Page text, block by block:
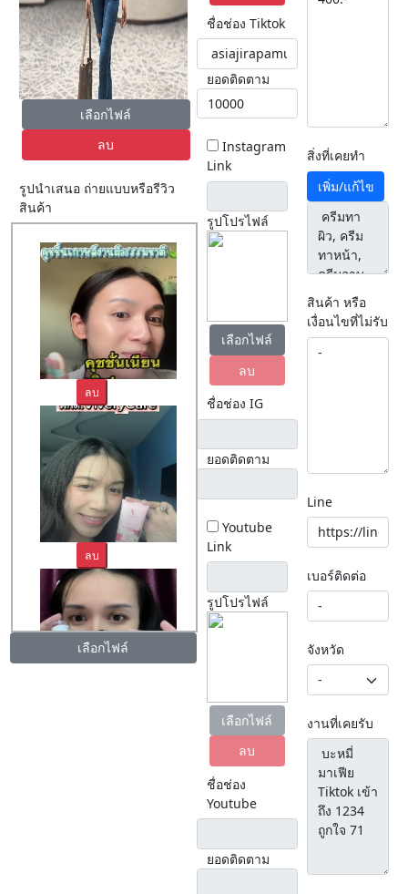
เลือกไฟล์
ลบ
รูปนำเสนอ ถ่ายแบบหรือรีวิว
สินค้า
ลบ
ลบ
เลือกไฟล์
ชื่อช่อง Tiktok
ยอดติดตาม
Instagram
Link
รูปโปรไฟล์
เลือกไฟล์
ลบ
ชื่อช่อง IG
ยอดติดตาม
Youtube
Link
รูปโปรไฟล์
เลือกไฟล์
ลบ
ชื่อช่อง
Youtube
ยอดติดตาม
สิ่งที่เคยทำ
เพิ่ม/แก้ไข
สินค้า หรือ
เงื่อนไขที่ไม่รับ
Line
เบอร์ติดต่อ
จังหวัด
งานที่เคยรับ